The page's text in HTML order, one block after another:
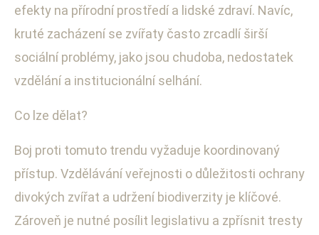
efekty na přírodní prostředí a lidské zdraví. Navíc,
kruté zacházení se zvířaty často zrcadlí širší
sociální problémy, jako jsou chudoba, nedostatek
vzdělání a institucionální selhání.
Co lze dělat?
Boj proti tomuto trendu vyžaduje koordinovaný
přístup. Vzdělávání veřejnosti o důležitosti ochrany
divokých zvířat a udržení biodiverzity je klíčové.
Zároveň je nutné posílit legislativu a zpřísnit tresty